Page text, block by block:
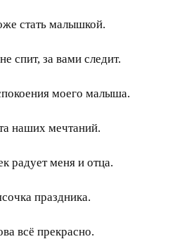
стать малышкой.
спит, за вами следит.
моего малыша.
наших мечтаний.
радует меня и отца.
праздника.
всё прекрасно.